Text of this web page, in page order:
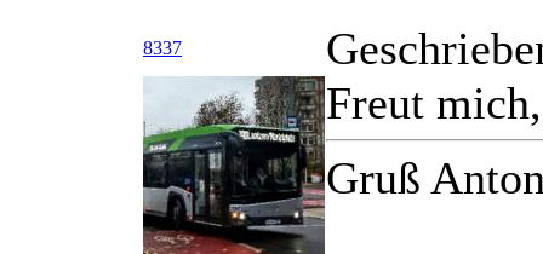
8337
Freut
Gruß